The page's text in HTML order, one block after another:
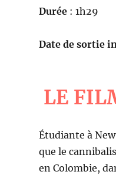
Durée: 1h29
Date de sortie
LE
Étudiante à
que le
en Colombie,